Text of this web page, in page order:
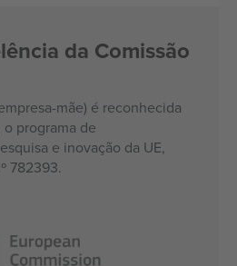
da Comissão
mãe) é reconhecida
programa de
e inovação da UE,
782393.